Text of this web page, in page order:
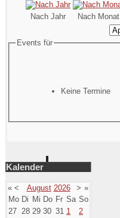
Nach Jahr Nach Monat
Events für
Keine Termine
Kalender
« < August 2026 > »
Mo Di Mi Do Fr Sa So
27 28 29 30 31 1
2